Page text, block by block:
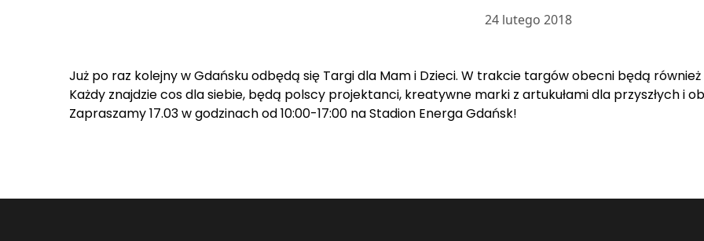
24 lutego 2018
Już po raz kolejny w Gdańsku odbędą się Targi dla Mam i Dzieci. W trakcie targów obecni będą
Każdy znajdzie cos dla siebie, będą polscy projektanci, kreatywne marki z artukułami dla przyszłych i
Zapraszamy 17.03 w godzinach od 10:00-17:00 na Stadion Energa Gdańsk!